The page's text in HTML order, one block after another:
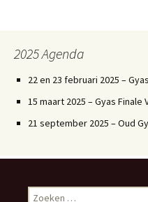
2025 Agenda
22 en 23 februari 2025 –
15 maart 2025 – Gyas
21 september 2025 – Oud
Zoeken